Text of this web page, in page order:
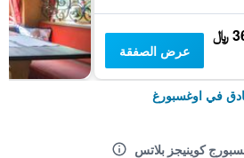
﷼
عرض الصفقة
في اوغسبورغ
كوينيجز بلاتس